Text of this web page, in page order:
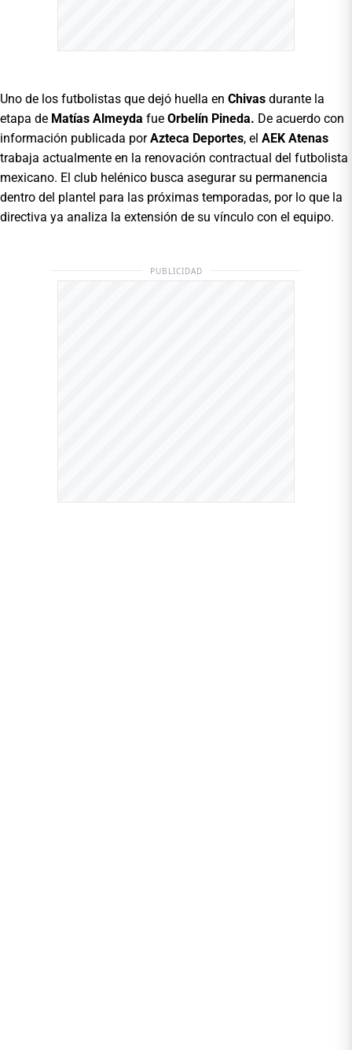
Uno de los futbolistas que dejó huella en Chivas durante la
etapa de Matías Almeyda fue Orbelín Pineda. De acuerdo con
información publicada porAzteca Deportes, el AEK Atenas
trabaja actualmente en la renovación contractual del futbolista
mexicano. El club helénico busca asegurar su permanencia
dentro del plantel para las próximas temporadas, por lo que la
directiva ya analiza la extensión de su vínculo con el equipo.
PUBLICIDAD